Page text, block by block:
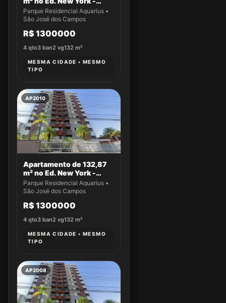
Apto 43
Parque Residencial Aquarius •
São José dos Campos
R$ 1300000
4 qto3 ban2 vg132 m²
MESMA CIDADE • MESMO
TIPO
AP2010
Apartamento de 132,87
m² no Ed. New York -
Apto 22
Parque Residencial Aquarius •
São José dos Campos
R$ 1300000
4 qto3 ban2 vg132 m²
MESMA CIDADE • MESMO
TIPO
AP2008